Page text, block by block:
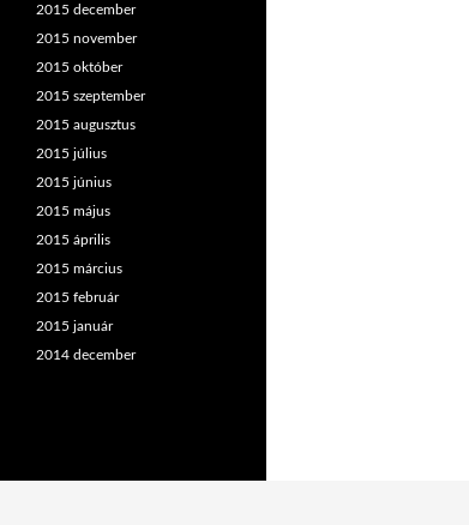
2015 december
2015 november
2015 október
2015 szeptember
2015 augusztus
2015 július
2015 június
2015 május
2015 április
2015 március
2015 február
2015 január
2014 december